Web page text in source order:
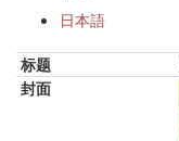
日本語
标题
封面